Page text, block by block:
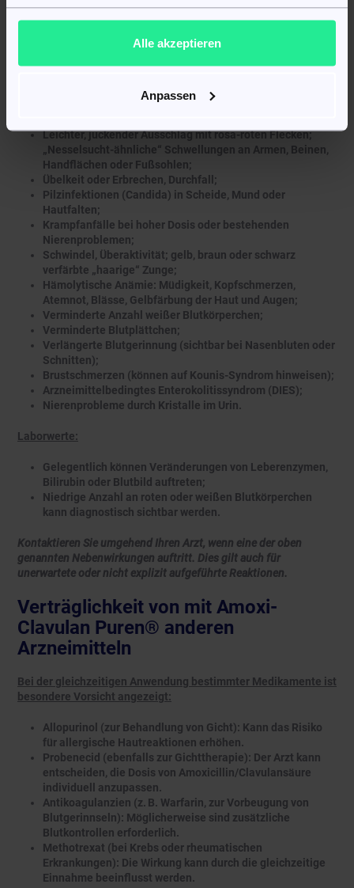
Alle akzeptieren
Anpassen
führen.
Blasen mit zentraler Kruste, perlenkettenartig.
Weitere mögliche Nebenwirkungen:
Leichter, juckender Ausschlag mit rosa-roten Flecken;
„Nesselsucht-ähnliche“ Schwellungen an Armen, Beinen,
Handflächen oder Fußsohlen;
Übelkeit oder Erbrechen, Durchfall;
Pilzinfektionen (Candida) in Scheide, Mund oder
Hautfalten;
Krampfanfälle bei hoher Dosis oder bestehenden
Nierenproblemen;
Schwindel, Überaktivität; gelb, braun oder schwarz
verfärbte „haarige“ Zunge;
Hämolytische Anämie: Müdigkeit, Kopfschmerzen,
Atemnot, Blässe, Gelbfärbung der Haut und Augen;
Verminderte Anzahl weißer Blutkörperchen;
Verminderte Blutplättchen;
Verlängerte Blutgerinnung (sichtbar bei Nasenbluten oder
Schnitten);
Brustschmerzen (können auf Kounis-Syndrom hinweisen);
Arzneimittelbedingtes Enterokolitissyndrom (DIES);
Nierenprobleme durch Kristalle im Urin.
Laborwerte:
Gelegentlich können Veränderungen von Leberenzymen,
Bilirubin oder Blutbild auftreten;
Niedrige Anzahl an roten oder weißen Blutkörperchen
kann diagnostisch sichtbar werden.
Kontaktieren Sie umgehend Ihren Arzt, wenn eine der oben
genannten Nebenwirkungen auftritt. Dies gilt auch für
unerwartete oder nicht explizit aufgeführte Reaktionen.
Verträglichkeit von mit Amoxi-
Clavulan Puren® anderen
Arzneimitteln
Bei der gleichzeitigen Anwendung bestimmter Medikamente ist
besondere Vorsicht angezeigt:
Allopurinol (zur Behandlung von Gicht): Kann das Risiko
für allergische Hautreaktionen erhöhen.
Probenecid (ebenfalls zur Gichttherapie): Der Arzt kann
entscheiden, die Dosis von Amoxicillin/Clavulansäure
individuell anzupassen.
Antikoagulanzien (z. B. Warfarin, zur Vorbeugung von
Blutgerinnseln): Möglicherweise sind zusätzliche
Blutkontrollen erforderlich.
Methotrexat (bei Krebs oder rheumatischen
Erkrankungen): Die Wirkung kann durch die gleichzeitige
Einnahme beeinflusst werden.